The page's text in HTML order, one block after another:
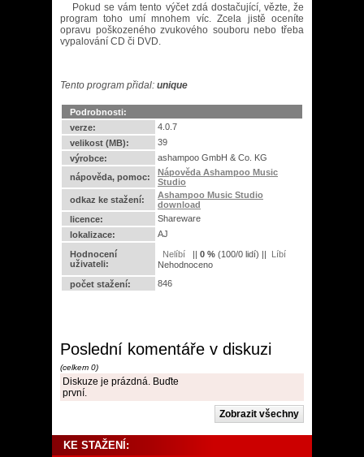
Pokud se vám tento výčet zdá dostačující, vězte, že
program toho umí mnohem víc. Zcela jistě oceníte
opravu poškozeného zvukového souboru nebo třeba
vypalování CD či DVD.
Tento program přidal: unique
Podrobnosti:
verze:
4.0.7
velikost (MB):
39
výrobce:
ashampoo GmbH & Co. KG
nápověda, pomoc:
Nápověda Ashampoo Music
Studio
odkaz ke stažení:
Ashampoo Music Studio
download
licence:
Shareware
lokalizace:
AJ
Hodnocení
uživateli:
|| 0 % (100/0 lidí) ||
Nehodnoceno
počet stažení:
846
Poslední komentáře v diskuzi
(celkem 0)
Diskuze je prázdná. Buďte
první.
KE STAŽENÍ: